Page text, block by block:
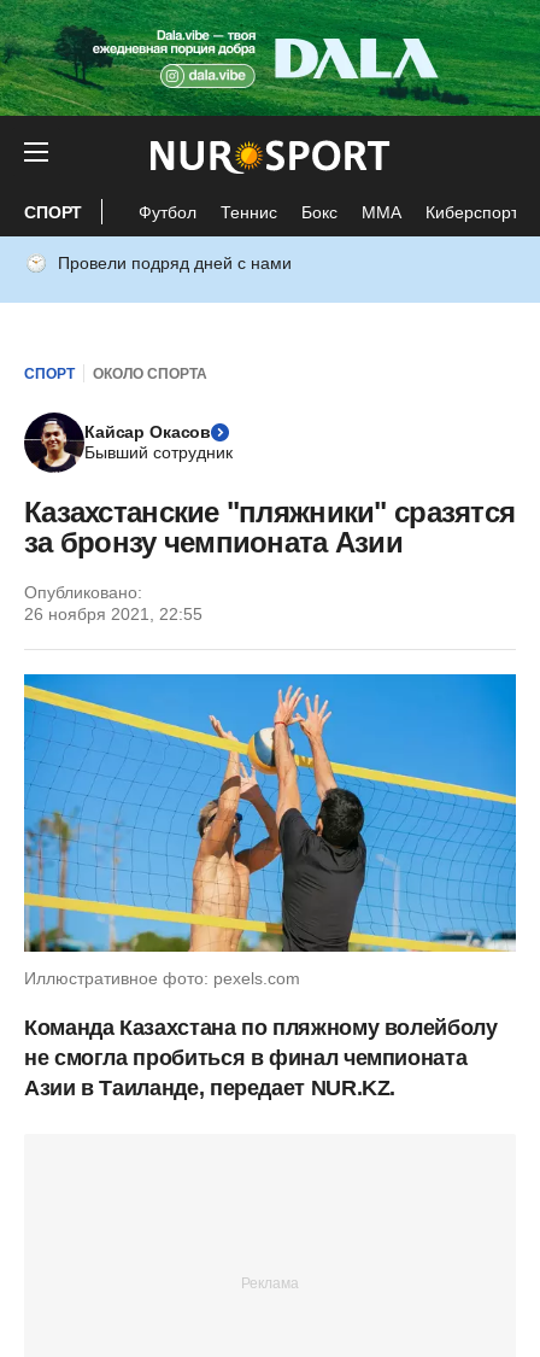
СПОРТ Футбол Теннис Бокс ММА Киберспорт
Провели подряд дней с нами
СПОРТ ОКОЛО СПОРТА
Кайсар Окасов
Бывший сотрудник
Казахстанские "пляжники" сразятся
за бронзу чемпионата Азии
Опубликовано:
26 ноября 2021, 22:55
Иллюстративное фото: pexels.com
Команда Казахстана по пляжному волейболу
не смогла пробиться в финал чемпионата
Азии в Таиланде, передает NUR.KZ.